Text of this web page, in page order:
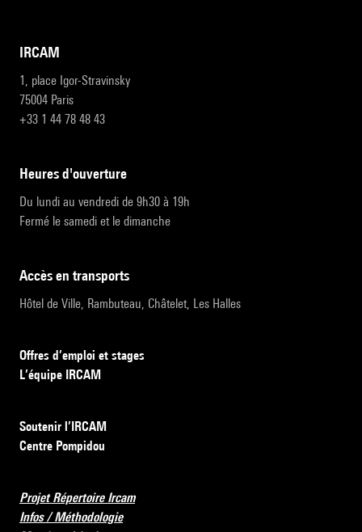
IRCAM
1, place Igor-Stravinsky
75004 Paris
+33 1 44 78 48 43
heures d'ouverture
Du lundi au vendredi de 9h30 à 19h
Fermé le samedi et le dimanche
accès en transports
Hôtel de Ville, Rambuteau, Châtelet, Les Halles
Offres d’emploi et stages
L’équipe IRCAM
Soutenir l’IRCAM
Centre Pompidou
Projet Répertoire Ircam
Infos / Méthodologie